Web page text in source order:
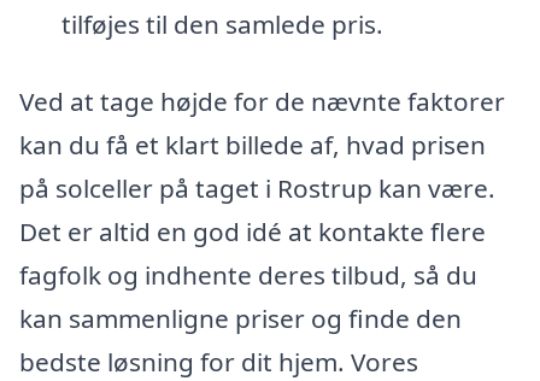
tilføjes til den samlede pris.
Ved at tage højde for de nævnte faktorer
kan du få et klart billede af, hvad prisen
på solceller på taget i Rostrup kan være.
Det er altid en god idé at kontakte flere
fagfolk og indhente deres tilbud, så du
kan sammenligne priser og finde den
bedste løsning for dit hjem. Vores